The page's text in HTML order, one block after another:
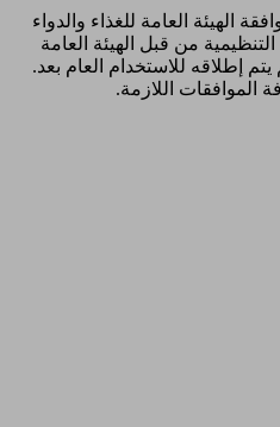
الهيئة العامة للغذاء والدواء
من قبل الهيئة العامة
إطلاقه للاستخدام العام بعد.
اللازمة.